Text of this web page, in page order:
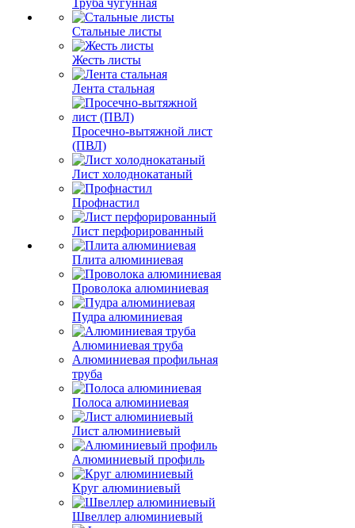
Труба чугунная
Стальные листы
Жесть листы
Лента стальная
Просечно-вытяжной лист
(ПВЛ)
Лист холоднокатаный
Профнастил
Лист перфорированный
Плита алюминиевая
Проволока алюминиевая
Пудра алюминиевая
Алюминиевая труба
Алюминиевая профильная
труба
Полоса алюминиевая
Лист алюминиевый
Алюминиевый профиль
Круг алюминиевый
Швеллер алюминиевый